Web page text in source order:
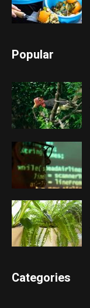
Popular
Categories